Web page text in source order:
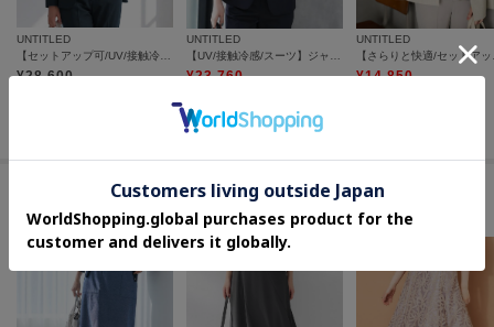
UNTITLED
¥28,600
UNTITLED
¥23,760
さらに10%OFF
UNTITLED
¥14,850
#イージーなウエストゴム スカート